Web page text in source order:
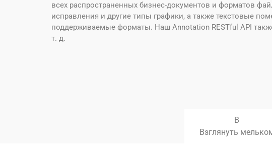
всех распространенных бизнес-документов и форматов
исправления и другие типы графики, а также текстовые
поддерживаемые форматы. Наш Annotation RESTful API
т. д.
В
Взглянуть